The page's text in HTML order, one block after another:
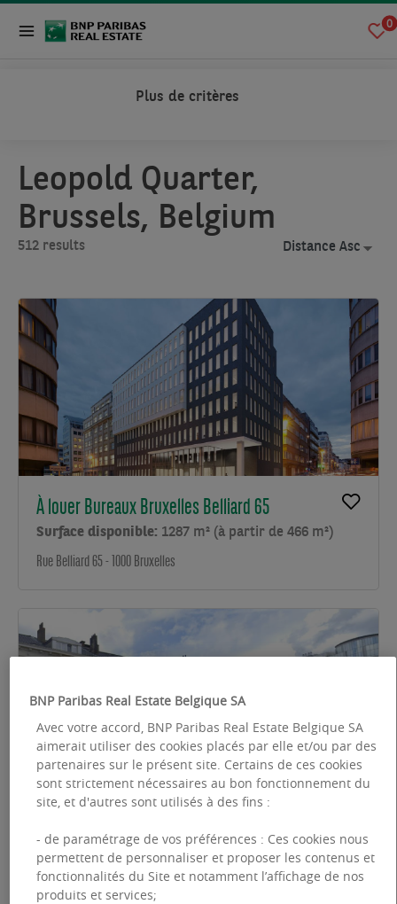
0
Property Search Offer Property Search Offer
Plus de critères
Leopold Quarter,
Brussels, Belgium
512 results
À louer Bureaux Bruxelles Belliard 65
Surface disponible: 1287 m² (à partir de 466 m²)
Rue Belliard 65 - 1000 Bruxelles
À louer Bureaux Ixelles Luxembourg 12
Surface disponible: 120 m²
Place du Luxembourg 12 - 1050 Ixelles
BNP Paribas Real Estate Belgique SA
Avec votre accord, BNP Paribas Real Estate Belgique SA
aimerait utiliser des cookies placés par elle et/ou par des
partenaires sur le présent site. Certains de ces cookies
sont strictement nécessaires au bon fonctionnement du
site, et d'autres sont utilisés à des fins :
- de paramétrage de vos préférences : Ces cookies nous
permettent de personnaliser et proposer les contenus et
fonctionnalités du Site et notamment l’affichage de nos
produits et services;